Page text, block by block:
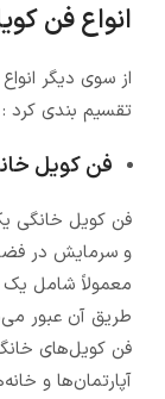
انواع فن
از سوی دیگر
تقسیم بندی کرد :
فن کویل
فن کویل خانگی
و سرمایش در
معمولاً شامل یک
طریق آن عبور
فن کویل‌های
آپارتمان‌ها و